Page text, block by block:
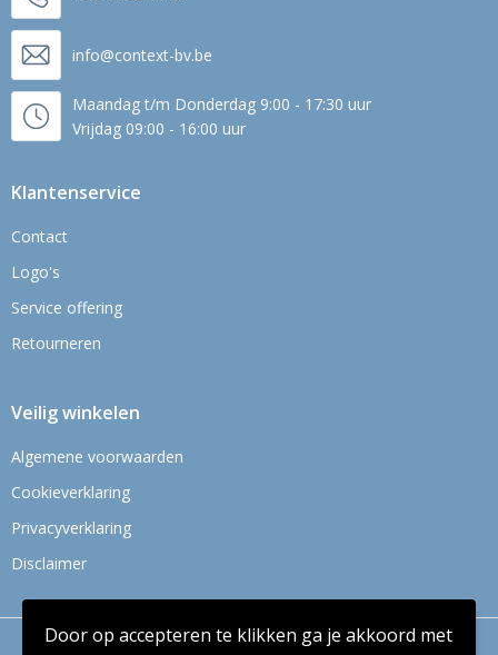
info@context-bv.be
Maandag t/m Donderdag 9:00 - 17:30 uur
Vrijdag 09:00 - 16:00 uur
Klantenservice
Contact
Logo's
Service offering
Retourneren
Veilig winkelen
Algemene voorwaarden
Cookieverklaring
Privacyverklaring
Disclaimer
Door op accepteren te klikken ga je akkoord met